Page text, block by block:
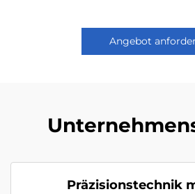
Angebot
Präzisionstechnik